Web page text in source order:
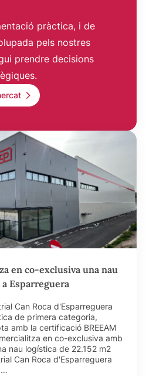
pràctica, i de
pels nostres
prendre decisions
en co-exclusiva una nau
Esparreguera
Can Roca d'Esparreguera
de primera categoria,
amb la certificació BREEAM
en co-exclusiva amb
nau logística de 22.152 m2
Can Roca d'Esparreguera